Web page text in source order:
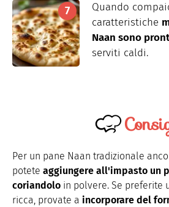
Quando
caratteristiche
Naan sono
serviti caldi.
Per un pane Naan tradizionale
potete aggiungere all'impasto un
coriandolo in polvere. Se preferite
ricca, provate a incorporare del